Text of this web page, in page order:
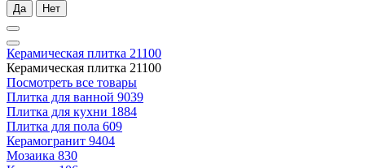
Да Нет
Керамическая плитка 21100
Керамическая плитка 21100
Посмотреть все товары
Плитка для ванной 9039
Плитка для кухни 1884
Плитка для пола 609
Керамогранит 9404
Мозаика 830